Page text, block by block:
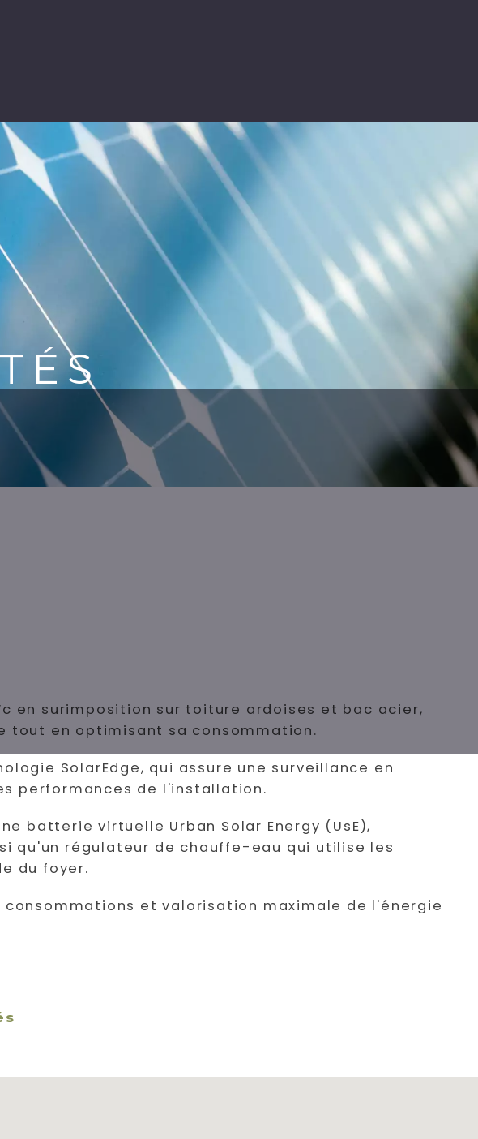
en surimposition sur toiture ardoises et bac acier,
tout en optimisant sa consommation.
SolarEdge, qui assure une surveillance en
performances de l'installation.
batterie virtuelle Urban Solar Energy (UsE),
qu'un régulateur de chauffe-eau qui utilise les
du foyer.
et valorisation maximale de l'énergie